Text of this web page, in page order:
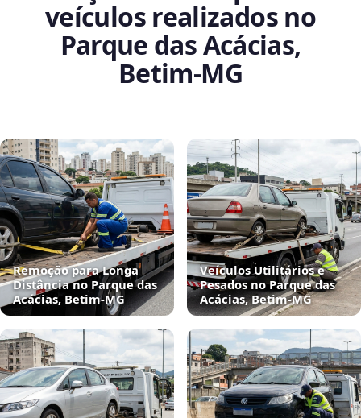
veículos realizados no
Parque das Acácias,
Betim‑MG
Remoção para Longa
Distância no Parque das
Acácias, Betim‑MG
Veículos Utilitários e
Pesados no Parque das
Acácias, Betim‑MG